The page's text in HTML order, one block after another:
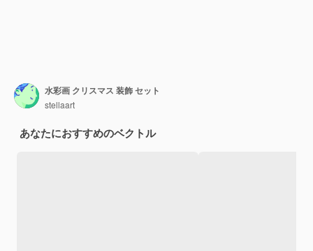
水彩画 クリスマス 装飾 セット
stellaart
あなたにおすすめのベクトル